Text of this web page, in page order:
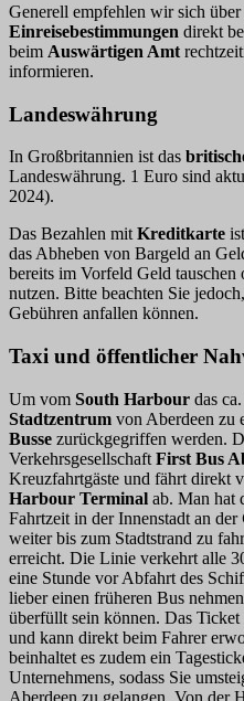
Generell empfehlen wir sich
Einreisebestimmungen direkt
beim Auswärtigen Amt
informieren.
Landeswährung
In Großbritannien ist das
Landeswährung. 1 Euro sind
2024).
Das Bezahlen mit Kreditkarte
das Abheben von Bargeld an
bereits im Vorfeld Geld tauschen
nutzen. Bitte beachten Sie
Gebühren anfallen können.
Taxi und öffentlicher
Um vom South Harbour das
Stadtzentrum von Aberdeen zu
Busse zurückgegriffen werden.
Verkehrsgesellschaft First Bus
Kreuzfahrtgäste und fährt direkt
Harbour Terminal ab. Man hat
Fahrtzeit in der Innenstadt an der
weiter bis zum Stadtstrand zu
erreicht. Die Linie verkehrt alle
eine Stunde vor Abfahrt des
lieber einen früheren Bus
überfüllt sein können. Das
und kann direkt beim Fahrer
beinhaltet es zudem ein
Unternehmens, sodass Sie
Aberdeen zu gelangen. Von der